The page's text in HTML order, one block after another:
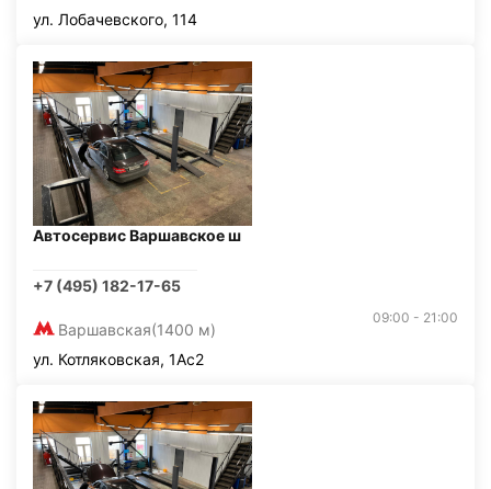
ул. Лобачевского, 114
Автосервис Варшавское ш
+7 (495) 182-17-65
Варшавская(1400 м)
09:00 - 21:00
ул. Котляковская, 1Ас2